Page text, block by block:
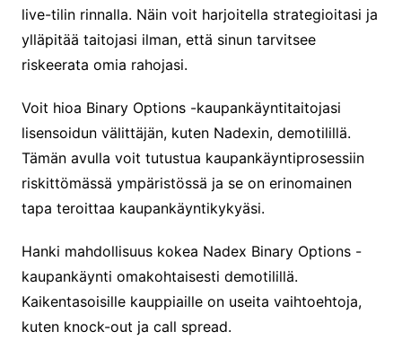
live-tilin rinnalla. Näin voit harjoitella strategioitasi ja
ylläpitää taitojasi ilman, että sinun tarvitsee
riskeerata omia rahojasi.
Voit hioa Binary Options -kaupankäyntitaitojasi
lisensoidun välittäjän, kuten Nadexin, demotilillä.
Tämän avulla voit tutustua kaupankäyntiprosessiin
riskittömässä ympäristössä ja se on erinomainen
tapa teroittaa kaupankäyntikykyäsi.
Hanki mahdollisuus kokea Nadex Binary Options -
kaupankäynti omakohtaisesti demotilillä.
Kaikentasoisille kauppiaille on useita vaihtoehtoja,
kuten knock-out ja call spread.